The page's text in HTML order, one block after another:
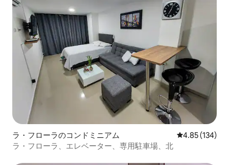
ラ・フローラのコンドミニアム レビュー134
4.85 (134)
ラ・フローラ、エレベーター、専用駐車場、北